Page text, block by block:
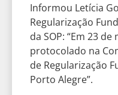
Informou Letícia
Regularização
da SOP: “Em 23
protocolado na
de Regularização
Porto Alegre”.